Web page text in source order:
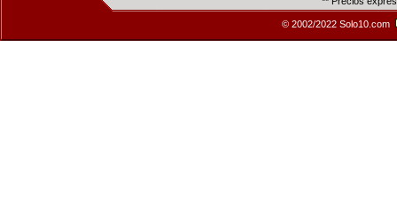
© 2002/2022 Solo10.com